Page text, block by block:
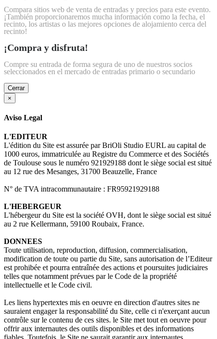
Compara sitios web de venta de entradas y precios para este evento.
¡También proporcionaremos mucha información como la fecha, el
recinto, los artistas o las mejores opciones de alojamiento cerca del
recinto!
¡Compra y disfruta!
Compre su entrada de forma segura de uno de nuestros socios
seleccionados en el mercado de entradas primario o secundario
Cerrar
×
Aviso Legal
L'EDITEUR
L'édition du Site est assurée par BriOli Studio EURL au capital de
1000 euros, immatriculée au Registre du Commerce et des Sociétés
de Toulouse sous le numéro 921929188 dont le siège social est situé
au 12 rue des Mesanges, 31700 Beauzelle, France
N° de TVA intracommunautaire : FR95921929188
L'HEBERGEUR
L'hébergeur du Site est la société OVH, dont le siège social est situé
au 2 rue Kellermann, 59100 Roubaix, France.
DONNEES
Toute utilisation, reproduction, diffusion, commercialisation,
modification de toute ou partie du Site, sans autorisation de l’Editeur
est prohibée et pourra entraînée des actions et poursuites judiciaires
telles que notamment prévues par le Code de la propriété
intellectuelle et le Code civil.
Les liens hypertextes mis en oeuvre en direction d'autres sites ne
sauraient engager la responsabilité du Site, celle ci n'exerçant aucun
contrôle sur le contenu de ces sites. le Site met tout en oeuvre pour
offrir aux internautes des outils disponibles et des informations
fiables. Toutefois, le Site ne saurait garantir aux internautes